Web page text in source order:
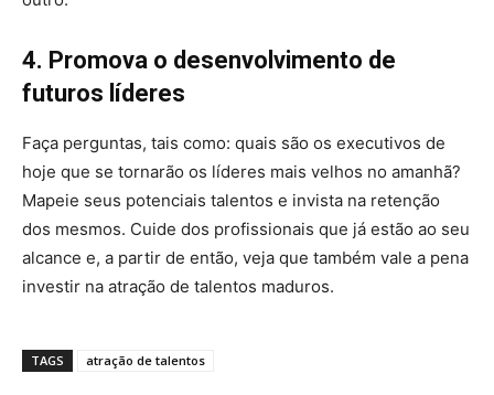
4. Promova o desenvolvimento de
futuros líderes
Faça perguntas, tais como: quais são os executivos de
hoje que se tornarão os líderes mais velhos no amanhã?
Mapeie seus potenciais talentos e invista na retenção
dos mesmos. Cuide dos profissionais que já estão ao seu
alcance e, a partir de então, veja que também vale a pena
investir na atração de talentos maduros.
TAGS atração de talentos